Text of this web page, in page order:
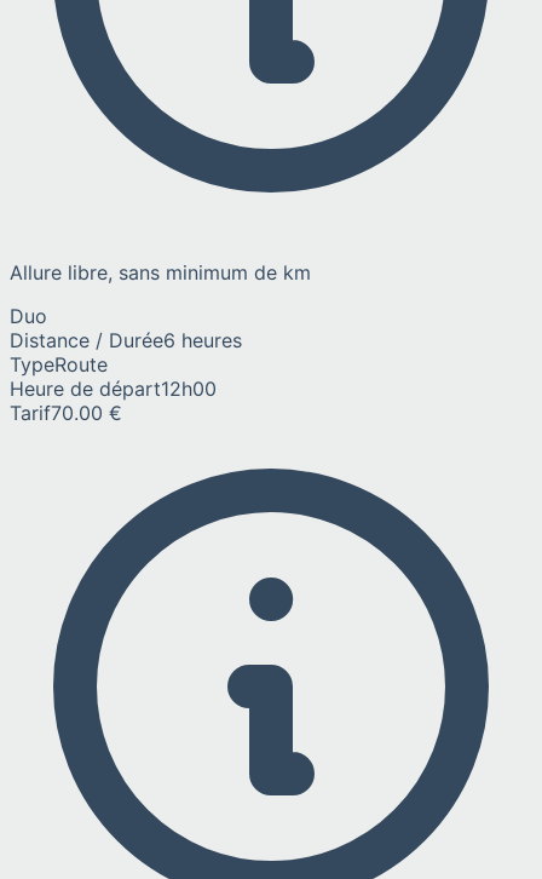
Allure libre, sans minimum de km
Duo
Distance / Durée6 heures
TypeRoute
Heure de départ12h00
Tarif70.00 €